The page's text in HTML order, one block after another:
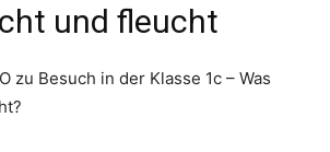
und fleucht
zu Besuch in der Klasse 1c – Was